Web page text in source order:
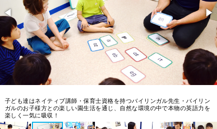
子ども達はネイティブ講師・保育士資格を持つバイリンガル先生・バイリン
ガルのお子様方との楽しい園生活を通じ、自然な環境の中で本物の英語力を
楽しく一気に吸収！